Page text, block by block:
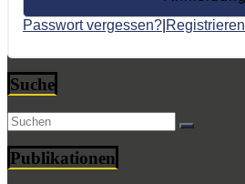
Passwort vergessen? Registrieren
Suche
Publikationen